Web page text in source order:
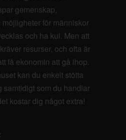
gemenskap,
för människor
och ha kul. Men att
resurser, och ofta är
få ekonomin att gå ihop.
kan du enkelt stötta
samtidigt som du handlar
kostar dig något extra!